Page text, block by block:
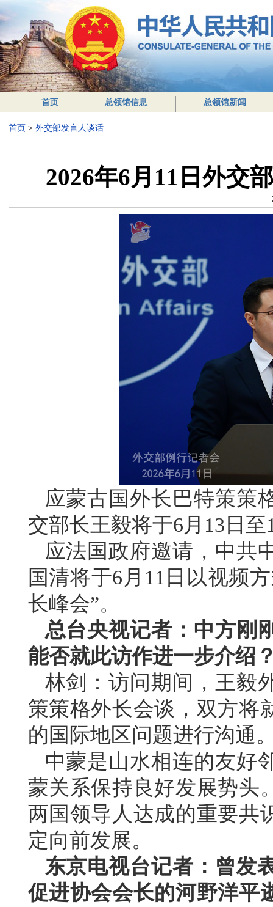
首页 总领馆信息 总领馆新闻
首页 > 外交部发言人谈话
2026年6月11日外交
应蒙古国外长巴特策策
交部长王毅将于6月13日
应法国政府邀请，中共
国清将于6月11日以视频
长峰会”。
总台央视记者：中方刚
能否就此访作进一步介绍
林剑：访问期间，王毅
策策格外长会谈，双方将
的国际地区问题进行沟通
中蒙是山水相连的友好
蒙关系保持良好发展势头
两国领导人达成的重要共
定向前发展。
东京电视台记者：曾发
促进协会会长的河野洋平